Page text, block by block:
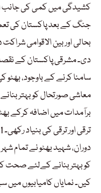
کشیدگی میں کمی کی جانب
جنگ کے بعد پاکستان کی
بحالی اور بین الاقوامی
دی۔ مشرقی پاکستان کے
سامنا کرنے کے باوجود، بھٹو
معاشی صورتحال کو بہتر
برآمدات میں اضافہ کرکے
دوران، شہید بھٹو نے تمام
کو بہتر بنانے کےلئے صحت
کیں۔ نمایاں کامیابیوں